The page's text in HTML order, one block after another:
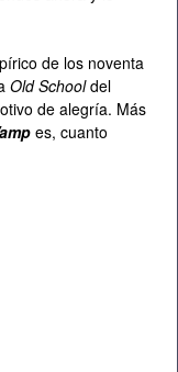
de los noventa
Old Schooldel
de alegría. Más
es, cuanto